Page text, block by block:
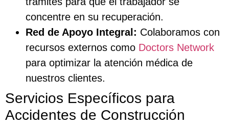
concentre en su recuperación.
Red de Apoyo Integral: Colaboramos con
recursos externos como Doctors Network
para optimizar la atención médica de
nuestros clientes.
Servicios Específicos para
Accidentes de Construcción